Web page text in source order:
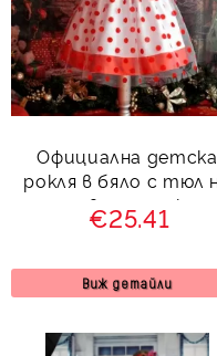
Официална детска
рокля в бяло с тюл на
червени точки
€25.41
Виж детайли